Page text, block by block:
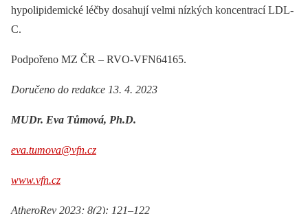
hypolipidemické léčby dosahují velmi nízkých koncentrací LDL-
C.
Podpořeno MZ ČR –⁠ RVO-VFN64165.
Doručeno do redakce 13. 4. 2023
MUDr. Eva Tůmová, Ph.D.
eva.tumova@vfn.cz
www.vfn.cz
AtheroRev 2023; 8(2): 121–122